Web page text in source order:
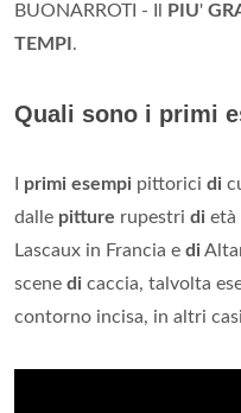
BUONARROTI - Il
PIU'
TEMPI .
Quali sono i primi
primi esempi pittorici di
dalle pitture rupestri di età
Lascaux in Francia e di
scene di caccia, talvolta
contorno incisa, in altri